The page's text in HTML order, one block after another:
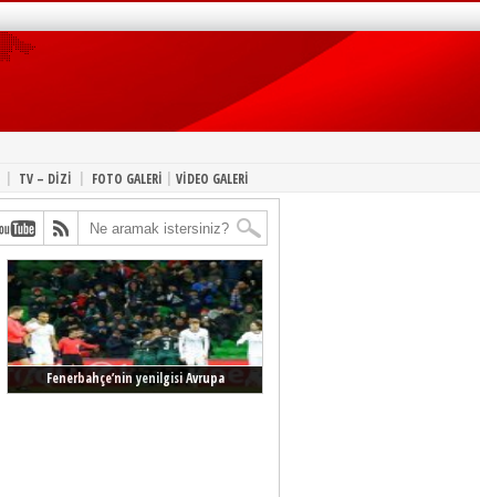
| TV – DİZİ | FOTO GALERİ | VİDEO GALERİ
Fenerbahçe’nin yenilgisi Avrupa